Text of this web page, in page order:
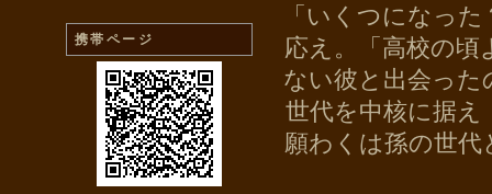
携帯ページ
「いくつになっ
応え。「高校の
ない彼と出会っ
世代を中核に据
願わくは孫の世